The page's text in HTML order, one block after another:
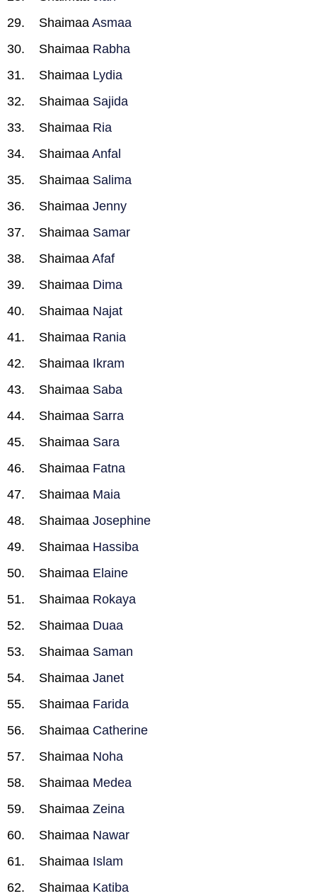
Shaimaa Asmaa
Shaimaa Rabha
Shaimaa Lydia
Shaimaa Sajida
Shaimaa Ria
Shaimaa Anfal
Shaimaa Salima
Shaimaa Jenny
Shaimaa Samar
Shaimaa Afaf
Shaimaa Dima
Shaimaa Najat
Shaimaa Rania
Shaimaa Ikram
Shaimaa Saba
Shaimaa Sarra
Shaimaa Sara
Shaimaa Fatna
Shaimaa Maia
Shaimaa Josephine
Shaimaa Hassiba
Shaimaa Elaine
Shaimaa Rokaya
Shaimaa Duaa
Shaimaa Saman
Shaimaa Janet
Shaimaa Farida
Shaimaa Catherine
Shaimaa Noha
Shaimaa Medea
Shaimaa Zeina
Shaimaa Nawar
Shaimaa Islam
Shaimaa Katiba